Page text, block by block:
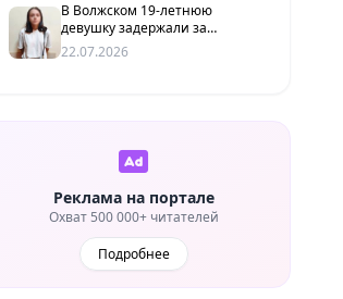
В Волжском 19-летнюю
девушку задержали за
передачу банковских карт
мошенникам
22.07.2026
Реклама на портале
Охват 500 000+ читателей
Подробнее